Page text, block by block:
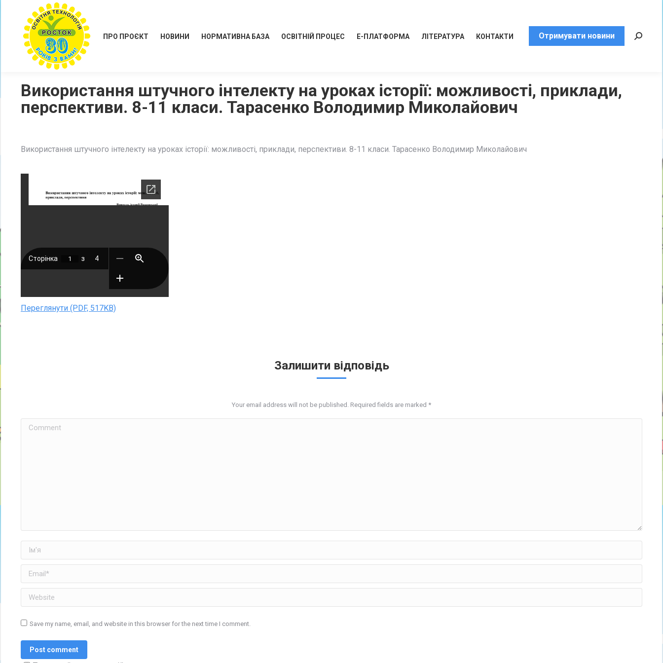
ПРО ПРОЄКТ НОВИНИ НОРМАТИВНА БАЗА ОСВІТНІЙ ПРОЦЕС Е-ПЛАТФОРМА ЛІТЕРАТУРА КОНТАКТИ Отримувати новини Пошук:
Використання штучного інтелекту на уроках історії: можливості, приклади,
перспективи. 8-11 класи. Тарасенко Володимир Миколайович
Використання штучного інтелекту на уроках історії: можливості, приклади, перспективи. 8-11 класи. Тарасенко Володимир Миколайович
Переглянути (PDF, 517KB)
Залишити відповідь
Your email address will not be published. Required fields are marked *
Comment
Ім'я
Email *
Website
Save my name, email, and website in this browser for the next time I comment.
Post comment